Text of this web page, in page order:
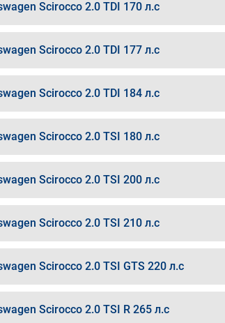
Scirocco 2.0 TDI 170 л.с
Scirocco 2.0 TDI 177 л.с
Scirocco 2.0 TDI 184 л.с
Scirocco 2.0 TSI 180 л.с
Scirocco 2.0 TSI 200 л.с
Scirocco 2.0 TSI 210 л.с
Scirocco 2.0 TSI GTS 220 л.с
Scirocco 2.0 TSI R 265 л.с